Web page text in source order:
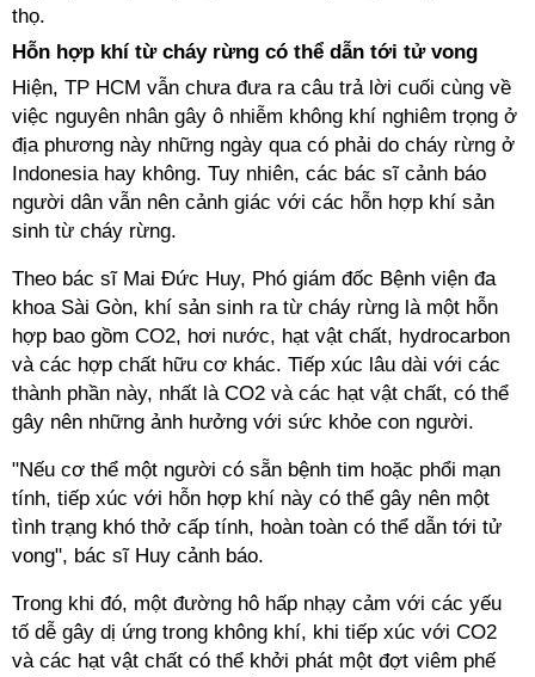
thọ.
Hỗn hợp khí từ cháy rừng có thể dẫn tới tử vong
Hiện, TP HCM vẫn chưa đưa ra câu trả lời cuối cùng về
việc nguyên nhân gây ô nhiễm không khí nghiêm trọng ở
địa phương này những ngày qua có phải do cháy rừng ở
Indonesia hay không. Tuy nhiên, các bác sĩ cảnh báo
người dân vẫn nên cảnh giác với các hỗn hợp khí sản
sinh từ cháy rừng.
Theo bác sĩ Mai Đức Huy, Phó giám đốc Bệnh viện đa
khoa Sài Gòn, khí sản sinh ra từ cháy rừng là một hỗn
hợp bao gồm CO2, hơi nước, hạt vật chất, hydrocarbon
và các hợp chất hữu cơ khác. Tiếp xúc lâu dài với các
thành phần này, nhất là CO2 và các hạt vật chất, có thể
gây nên những ảnh hưởng với sức khỏe con người.
"Nếu cơ thể một người có sẵn bệnh tim hoặc phổi mạn
tính, tiếp xúc với hỗn hợp khí này có thể gây nên một
tình trạng khó thở cấp tính, hoàn toàn có thể dẫn tới tử
vong", bác sĩ Huy cảnh báo.
Trong khi đó, một đường hô hấp nhạy cảm với các yếu
tố dễ gây dị ứng trong không khí, khi tiếp xúc với CO2
và các hạt vật chất có thể khởi phát một đợt viêm phế